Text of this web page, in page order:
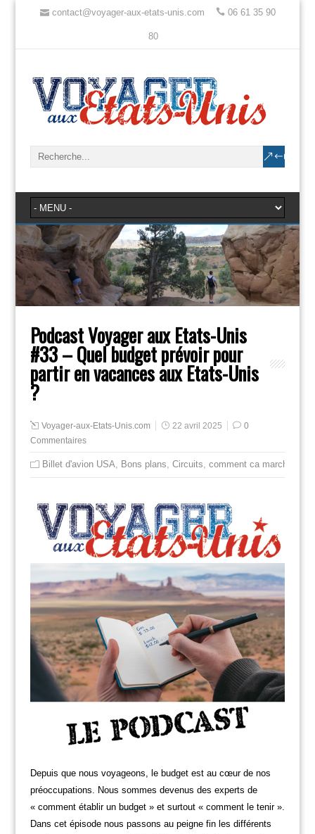
contact@voyager-aux-etats-unis.com 06 61 35 90
80
Podcast Voyager aux Etats-Unis
#33 – Quel budget prévoir pour
partir en vacances aux Etats-Unis
?
Voyager-aux-Etats-Unis.com 22 avril 2025
0
Commentaires
Billet d'avion USA Bons plans Circuits comment ca marche
Depuis que nous voyageons, le budget est au cœur de nos
préoccupations. Nous sommes devenus des experts de
« comment établir un budget » et surtout « comment le tenir ».
Dans cet épisode nous passons au peigne fin les différents